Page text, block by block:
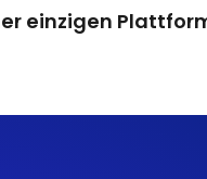
einzigen